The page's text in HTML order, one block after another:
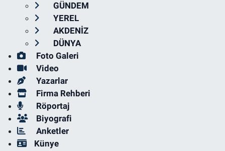
GÜNDEM
YEREL
AKDENİZ
DÜNYA
Foto Galeri
Video
Yazarlar
Firma Rehberi
Röportaj
Biyografi
Anketler
Künye